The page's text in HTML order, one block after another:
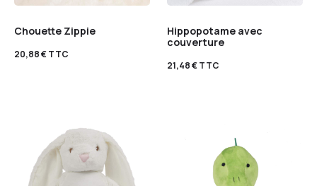
Chouette Zippie
20,88€TTC
Hippopotame avec
couverture
21,48€TTC